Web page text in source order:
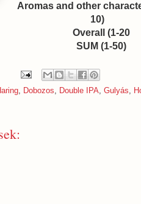
Aromas and other
10)
Overall (1-20
SUM (1-50)
, Dobozos, Double IPA, Gulyás,